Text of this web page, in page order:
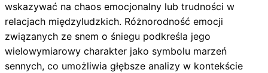
wskazywać na chaos emocjonalny lub trudności w
relacjach międzyludzkich. Różnorodność emocji
związanych ze snem o śniegu podkreśla jego
wielowymiarowy charakter jako symbolu marzeń
sennych, co umożliwia głębsze analizy w kontekście